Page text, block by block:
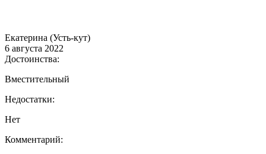
Екатерина (Усть-кут)
6 августа 2022
Достоинства:
Вместительный
Недостатки:
Нет
Комментарий: